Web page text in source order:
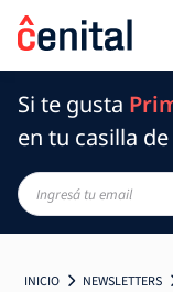
Si te gusta
en tu casilla
INICIO NEWSLETTERS